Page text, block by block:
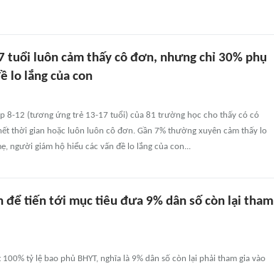
tuổi luôn cảm thấy cô đơn, nhưng chỉ 30% phụ
lo lắng của con
8-12 (tương ứng trẻ 13-17 tuổi) của 81 trường học cho thấy có có
thời gian hoặc luôn luôn cô đơn. Gần 7% thường xuyên cảm thấy lo
người giám hộ hiểu các vấn đề lo lắng của con...
để tiến tới mục tiêu đưa 9% dân số còn lại tham
tỷ lệ bao phủ BHYT, nghĩa là 9% dân số còn lại phải tham gia vào